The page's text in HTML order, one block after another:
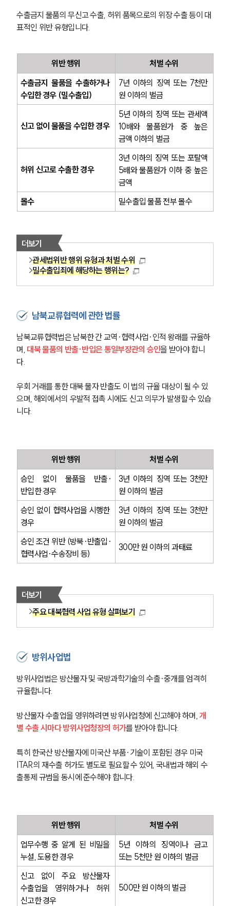
그룹소개
글로벌 파트너 로펌
통합검색
AI대륜
업무사례
수출금지 물품의 무신고 수출, 허위 품목으로의 위장 수출 등이 대
표적인 위반 유형입니다.
위반 행위
처벌 수위
수출금지 물품을 수출하거나
수입한 경우 (밀수출입)
7년 이하의 징역 또는 7천만
원 이하의 벌금
신고 없이 물품을 수입한 경우
5년 이하의 징역 또는 관세액
10배와 물품원가 중 높은
금액 이하의 벌금
허위 신고로 수출한 경우
3년 이하의 징역 또는 포탈액
5배와 물품원가 이하 중 높은
금액
몰수
밀수출입 물품 전부 몰수
더보기
관세법위반 행위 유형과 처벌 수위
밀수출입죄에 해당하는 행위는?
남북교류협력에 관한 법률
남북교류협력법은 남북한 간 교역·협력사업·인적 왕래를 규율하
며, 대북 물품의 반출·반입은 통일부장관의 승인을 받아야 합니
다.
우회 거래를 통한 대북 물자 반출도 이 법의 규율 대상이 될 수 있
으며, 해외에서의 우발적 접촉 시에도 신고 의무가 발생할 수 있습
니다.
위반 행위
처벌 수위
승인 없이 물품을 반출·
반입한 경우
3년 이하의 징역 또는 3천만
원 이하의 벌금
승인 없이 협력사업을 시행한
경우
3년 이하의 징역 또는 3천만
원 이하의 벌금
승인 조건 위반 (방북·반출입·
협력사업·수송장비 등)
300만 원 이하의 과태료
더보기
주요 대북협력 사업 유형 살펴보기
방위사업법
방위사업법은 방산물자 및 국방과학기술의 수출·중개를 엄격히
규율합니다.
방산물자 수출업을 영위하려면 방위사업청에 신고해야 하며, 개
별 수출 시마다 방위사업청장의 허가를 받아야 합니다.
특히 한국산 방산물자에 미국산 부품·기술이 포함된 경우 미국
ITAR의 재수출 허가도 별도로 필요할 수 있어, 국내법과 해외 수
출통제 규범을 동시에 준수해야 합니다.
위반 행위
처벌 수위
업무수행 중 알게 된 비밀을
누설, 도용한 경우
5년 이하의 징역이나 금고
또는 5천만 원 이하의 벌금
신고 없이 주요 방산물자
수출업을 영위하거나 허위
신고한 경우
500만 원 이하의 벌금